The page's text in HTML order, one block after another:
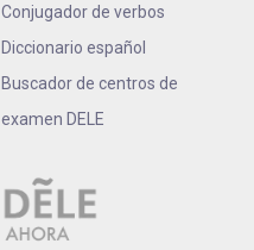
Conjugador de verbos
Diccionario español
Buscador de centros de
examen DELE